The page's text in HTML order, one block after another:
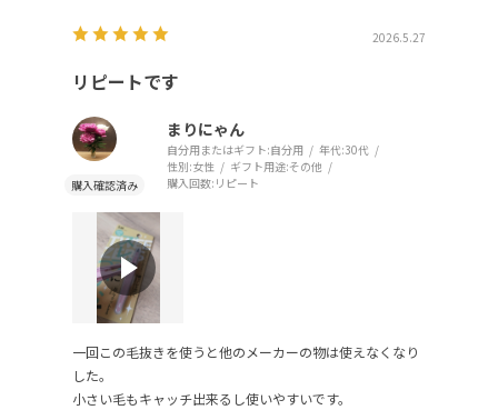
2026.5.27
リピートです
まりにゃん
自分用またはギフト:自分用 年代:30代
性別:女性 ギフト用途:その他
購入回数: リピート
一回この毛抜きを使うと他のメーカーの物は使えなくなり
した。
小さい毛もキャッチ出来るし使いやすいです。